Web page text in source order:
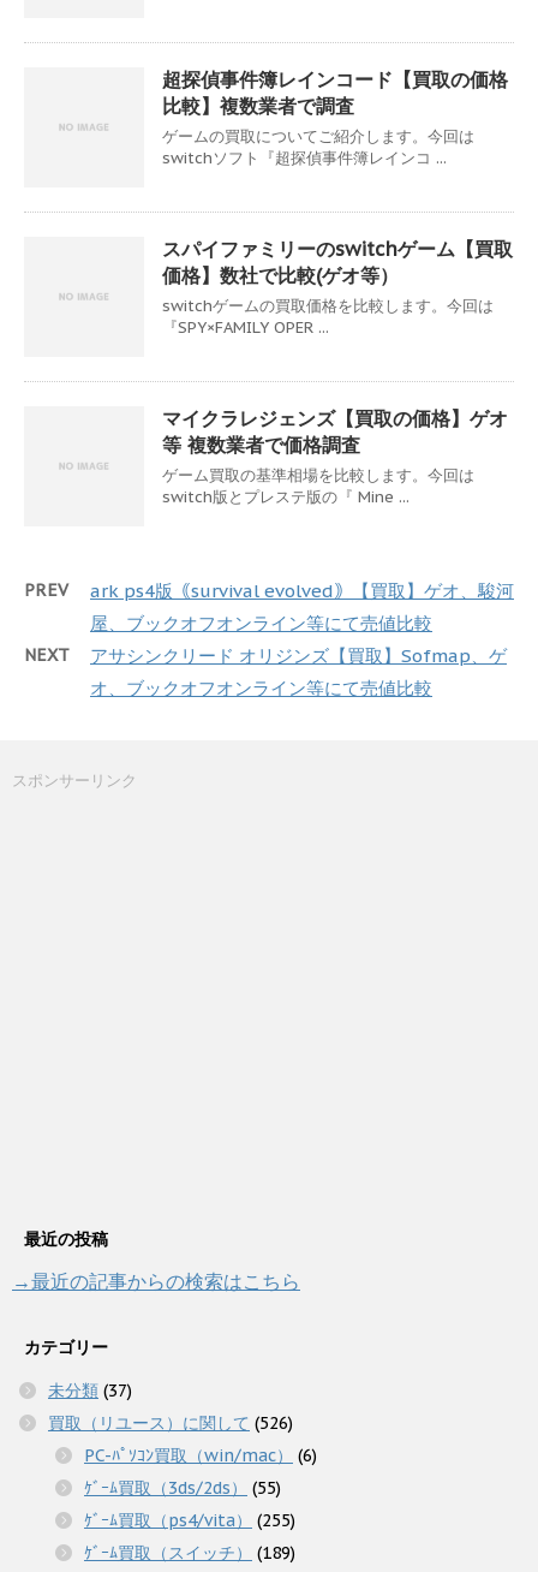
超探偵事件簿レインコード【買取の価格
比較】複数業者で調査
ゲームの買取についてご紹介します。今回は
switchソフト『超探偵事件簿レインコ ...
スパイファミリーのswitchゲーム【買取
価格】数社で比較(ゲオ等）
switchゲームの買取価格を比較します。今回は
『SPY×FAMILY OPER ...
マイクラレジェンズ【買取の価格】ゲオ
等 複数業者で価格調査
ゲーム買取の基準相場を比較します。今回は
switch版とプレステ版の『 Mine ...
PREV
ark ps4版｟survival evolved｠【買取】ゲオ、駿河
屋、ブックオフオンライン等にて売値比較
NEXT
アサシンクリード オリジンズ【買取】Sofmap、ゲ
オ、ブックオフオンライン等にて売値比較
スポンサーリンク
最近の投稿
→最近の記事からの検索はこちら
カテゴリー
未分類 (37)
買取（リユース）に関して (526)
PC-ﾊﾟｿｺﾝ買取（win/mac）
(6)
ｹﾞｰﾑ買取（3ds/2ds）
(55)
ｹﾞｰﾑ買取（ps4/vita）
(255)
ｹﾞｰﾑ買取（スイッチ）
(189)